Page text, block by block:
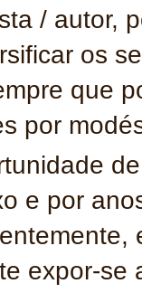
/ autor,
os
que
por
e por
expor-